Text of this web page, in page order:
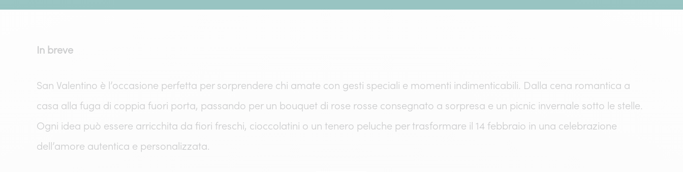
In breve
San Valentino è l’occasione perfetta per sorprendere chi amate con gesti speciali e momenti indimenticabili. Dalla cena romantica a
casa alla fuga di coppia fuori porta, passando per un bouquet di rose rosse consegnato a sorpresa e un picnic invernale sotto le stelle.
Ogni idea può essere arricchita da fiori freschi, cioccolatini o un tenero peluche per trasformare il 14 febbraio in una celebrazione
dell’amore autentica e personalizzata.